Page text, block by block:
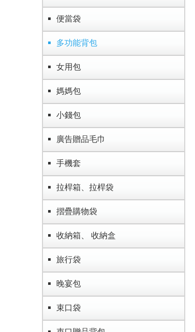
便當袋
多功能背包
女用包
媽媽包
小錢包
廣告贈品毛巾
手機套
拉桿箱、拉桿袋
摺疊購物袋
收納箱、 收納盒
旅行袋
晚宴包
束口袋